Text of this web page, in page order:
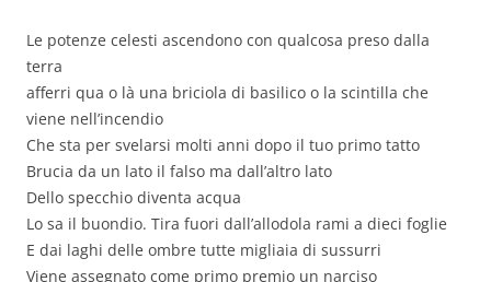
Le potenze celesti ascendono con qualcosa preso dalla
terra
afferri qua o là una briciola di basilico o la scintilla che
viene nell’incendio
Che sta per svelarsi molti anni dopo il tuo primo tatto
Brucia da un lato il falso ma dall’altro lato
Dello specchio diventa acqua
Lo sa il buondio. Tira fuori dall’allodola rami a dieci foglie
E dai laghi delle ombre tutte migliaia di sussurri
Viene assegnato come primo premio un narciso